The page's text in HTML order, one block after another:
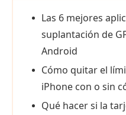
Las 6 mejores
suplantación de
Android
Cómo quitar el
iPhone con o sin
Qué hacer si la